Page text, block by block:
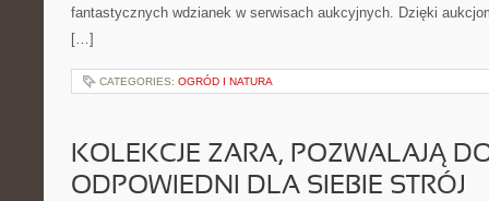
fantastycznych wdzianek w serwisach aukcyjnych. Dzięki
[…]
CATEGORIES: OGRÓD I NATURA
KOLEKCJE ZARA, POZWALAJĄ
ODPOWIEDNI DLA SIEBIE STRÓJ